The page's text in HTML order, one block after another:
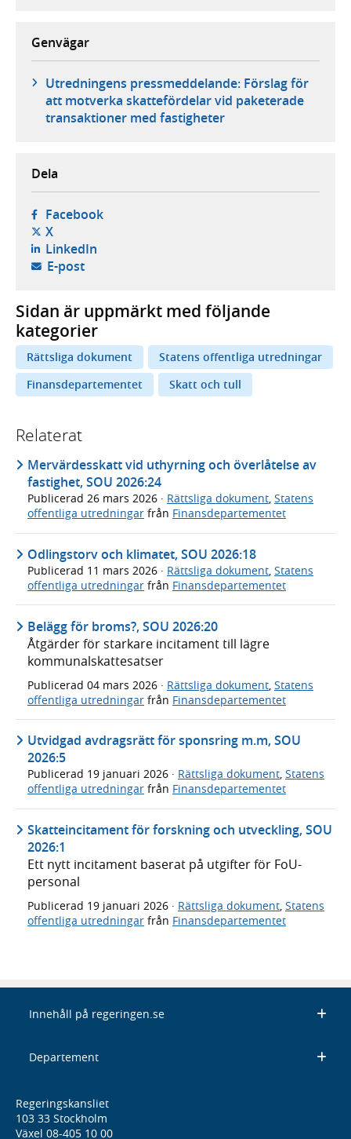
Genvägar
Utredningens pressmeddelande: Förslag för
att motverka skattefördelar vid paketerade
transaktioner med fastigheter
Dela
Facebook- öppnas i ny flik, extern webbplats,
X- öppnas i ny flik, extern webbplats,
LinkedIn- öppnas i ny flik, extern webbplats,
E-post- öppnar din e-postklient,
Sidan är uppmärkt med följande
kategorier
Rättsliga dokument
Statens offentliga utredningar
Finansdepartementet
Skatt och tull
Relaterat
Mervärdesskatt vid uthyrning och överlåtelse av
fastighet, SOU 2026:24
Publicerad 26 mars 2026 · Rättsliga dokument, Statens
offentliga utredningar från Finansdepartementet
Odlingstorv och klimatet, SOU 2026:18
Publicerad 11 mars 2026 · Rättsliga dokument, Statens
offentliga utredningar från Finansdepartementet
Belägg för broms?, SOU 2026:20
Åtgärder för starkare incitament till lägre
kommunalskattesatser
Publicerad 04 mars 2026 · Rättsliga dokument Statens
offentliga utredningar från Finansdepartementet
Utvidgad avdragsrätt för sponsring m.m, SOU
2026:5
Publicerad 19 januari 2026 · Rättsliga dokument, Statens
offentliga utredningar från Finansdepartementet
Skatteincitament för forskning och utveckling, SOU
2026:1
Ett nytt incitament baserat på utgifter för FoU-
personal
Publicerad 19 januari 2026 · Rättsliga dokument, Statens
offentliga utredningar från Finansdepartementet
Innehåll på regeringen.se
Departement
Regeringskansliet
103 33 Stockholm
Växel 08-405 10 00